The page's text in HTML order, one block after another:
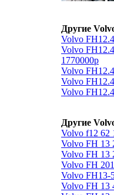
Другие
Volvo
Volvo
1770000р
Volvo
Volvo
Volvo
Другие
Volvo f12 62
Volvo FH 13
Volvo FH 13
Volvo FH
Volvo FH13-
Volvo FH 13